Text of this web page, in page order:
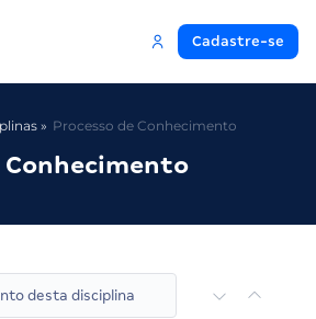
Cadastre-se
Processo de Conhecimento
Conhecimento